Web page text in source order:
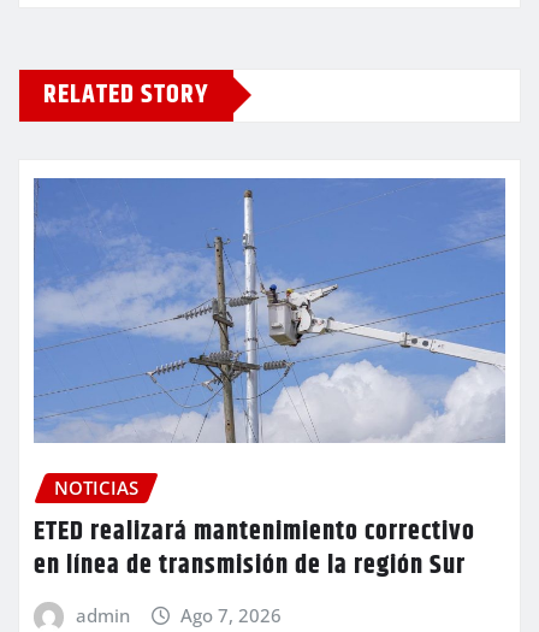
RELATED STORY
NOTICIAS
ETED realizará mantenimiento correctivo
en línea de transmisión de la región Sur
admin Ago 7, 2026